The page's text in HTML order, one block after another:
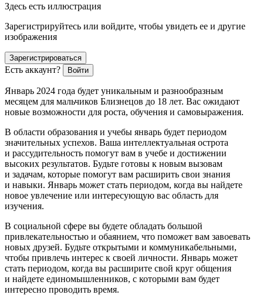
Здесь есть иллюстрация
Зарегистрируйтесь или войдите, чтобы увидеть ее и другие
изображения
Зарегистрироваться
Есть аккаунт? Войти
Январь 2024 года будет уникальным и разнообразным
месяцем для мальчиков Близнецов до 18 лет. Вас ожидают
новые возможности для роста, обучения и самовыражения.
В области образования и учебы январь будет периодом
значительных успехов. Ваша интеллектуальная острота
и рассудительность помогут вам в учебе и достижении
высоких результатов. Будьте готовы к новым вызовам
и задачам, которые помогут вам расширить свои знания
и навыки. Январь может стать периодом, когда вы найдете
новое увлечение или интересующую вас область для
изучения.
В социальной сфере вы будете обладать большой
привлекательностью и обаянием, что поможет вам завоевать
новых друзей. Будьте открытыми и коммуникабельными,
чтобы привлечь интерес к своей личности. Январь может
стать периодом, когда вы расширите свой круг общения
и найдете единомышленников, с которыми вам будет
интересно проводить время.